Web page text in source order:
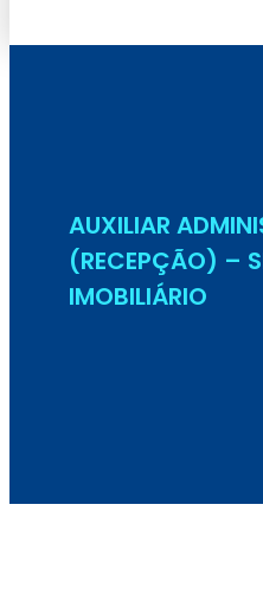
AUXILIAR
(RECEPÇÃO) –
IMOBILIÁRIO